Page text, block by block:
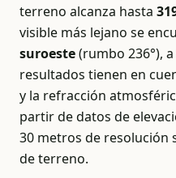
terreno alcanza hasta
visible más lejano se
suroeste(rumbo 236°),
resultados tienen en
y la refracción
partir de datos de
30 metros de resolución
de terreno.